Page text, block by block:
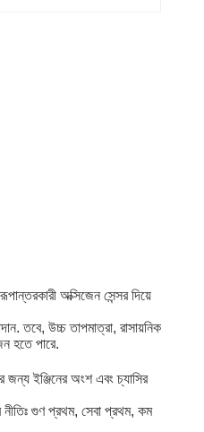
অক্সিজেন সেন্সর দিয়ে
তবে, উচ্চ তাপমাত্রা, রাসায়নিক
হতে পারে.
জন্য ইঞ্জিনের অংশ এবং চ্যাসির
গুণ প্রথম, সেবা প্রথম, কম